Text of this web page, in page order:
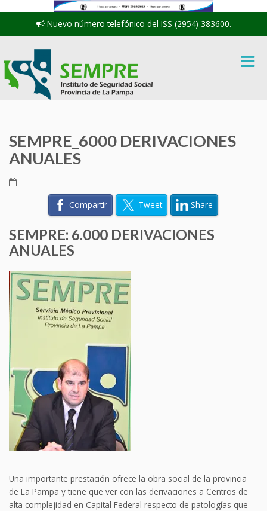
Nuevo número telefónico del ISS (2954) 383600.
SEMPRE_6000 DERIVACIONES
ANUALES
Compartir Tweet Share
SEMPRE: 6.000 DERIVACIONES
ANUALES
Una importante prestación ofrece la obra social de la provincia
de La Pampa y tiene que ver con las derivaciones a Centros de
alta complejidad en Capital Federal respecto de patologías que